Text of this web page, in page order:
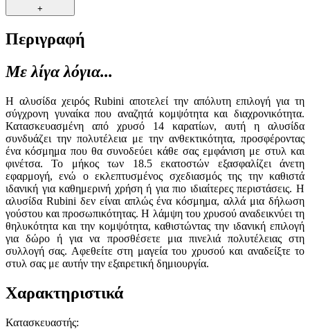
+
Περιγραφή
Με λίγα λόγια...
Η αλυσίδα χειρός Rubini αποτελεί την απόλυτη επιλογή για τη
σύγχρονη γυναίκα που αναζητά κομψότητα και διαχρονικότητα.
Κατασκευασμένη από χρυσό 14 καρατίων, αυτή η αλυσίδα
συνδυάζει την πολυτέλεια με την ανθεκτικότητα, προσφέροντας
ένα κόσμημα που θα συνοδεύει κάθε σας εμφάνιση με στυλ και
φινέτσα. Το μήκος των 18.5 εκατοστών εξασφαλίζει άνετη
εφαρμογή, ενώ ο εκλεπτυσμένος σχεδιασμός της την καθιστά
ιδανική για καθημερινή χρήση ή για πιο ιδιαίτερες περιστάσεις. Η
αλυσίδα Rubini δεν είναι απλώς ένα κόσμημα, αλλά μια δήλωση
γούστου και προσωπικότητας. Η λάμψη του χρυσού αναδεικνύει τη
θηλυκότητα και την κομψότητα, καθιστώντας την ιδανική επιλογή
για δώρο ή για να προσθέσετε μια πινελιά πολυτέλειας στη
συλλογή σας. Αφεθείτε στη μαγεία του χρυσού και αναδείξτε το
στυλ σας με αυτήν την εξαιρετική δημιουργία.
Χαρακτηριστικά
Κατασκευαστής: